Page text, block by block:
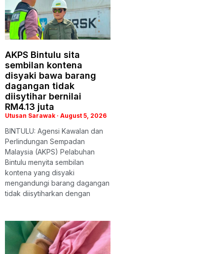
AKPS Bintulu sita
sembilan kontena
disyaki bawa barang
dagangan tidak
diisytihar bernilai
RM4.13 juta
Utusan Sarawak August 5, 2026
BINTULU: Agensi Kawalan dan
Perlindungan Sempadan
Malaysia (AKPS) Pelabuhan
Bintulu menyita sembilan
kontena yang disyaki
mengandungi barang dagangan
tidak diisytiharkan dengan